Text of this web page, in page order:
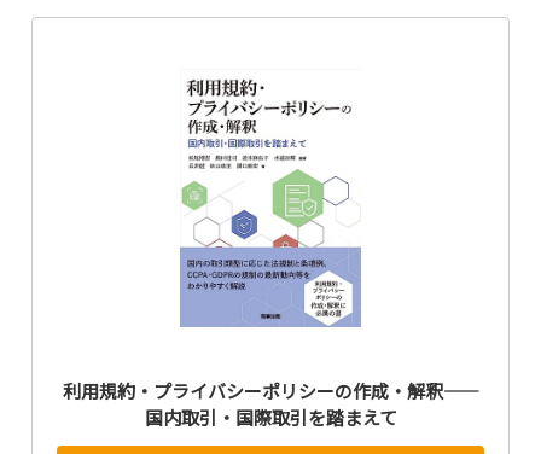
利用規約・プライバシーポリシーの作成・解釈――
国内取引・国際取引を踏まえて